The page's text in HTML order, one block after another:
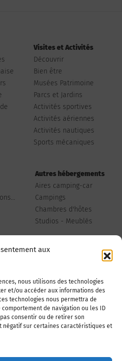
aux
nous utilisons des technologies
et/ou accéder aux informations des
technologies nous permettra de
de navigation ou les ID
consentir ou de retirer son
négatif sur certaines caractéristiques et
Visites et Activités
Découvrir
Bien être
Musées Patrimoine
Parcs et Jardins
Activités sportives
Activités aériennes
Activités nautiques
Sports mécaniques
Autres hébergements
Aires camping-car
Campings
Chambres d'hôtes
Studios - Meublés
Publiez votre annonce
Nous contacter